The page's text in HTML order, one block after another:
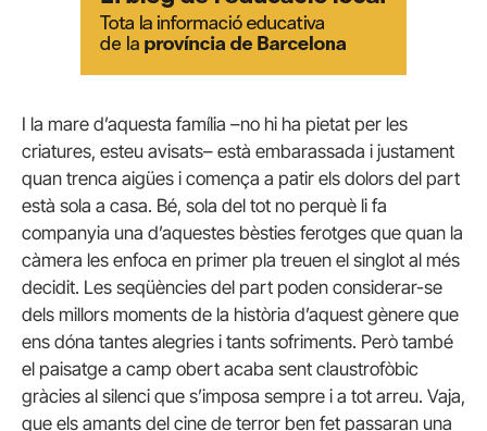
I la mare d’aquesta família –no hi ha pietat per les
criatures, esteu avisats– està embarassada i justament
quan trenca aigües i comença a patir els dolors del part
està sola a casa. Bé, sola del tot no perquè li fa
companyia una d’aquestes bèsties ferotges que quan la
càmera les enfoca en primer pla treuen el singlot al més
decidit. Les seqüències del part poden considerar-se
dels millors moments de la història d’aquest gènere que
ens dóna tantes alegries i tants sofriments. Però també
el paisatge a camp obert acaba sent claustrofòbic
gràcies al silenci que s’imposa sempre i a tot arreu. Vaja,
que els amants del cine de terror ben fet passaran una